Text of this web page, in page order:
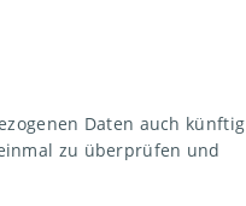
Daten auch künftig
zu überprüfen und